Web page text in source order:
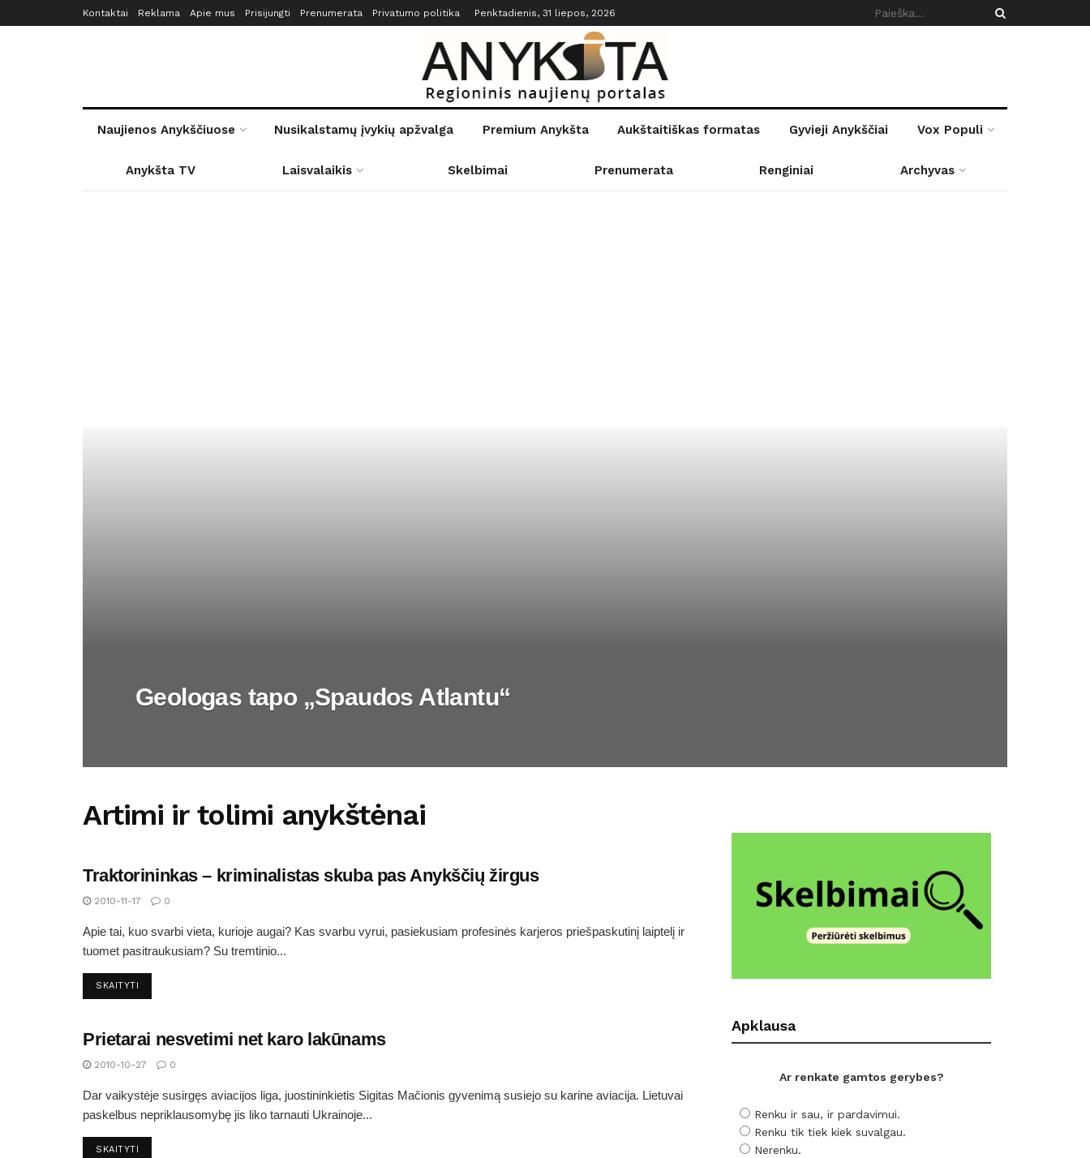
Kontaktai Reklama Apie mus Prisijungti Prenumerata Privatumo politika Penktadienis, 31 liepos, 2026
Naujienos Anykščiuose Nusikalstamų įvykių apžvalga Premium Anykšta Aukštaitiškas formatas Gyvieji Anykščiai Vox Populi
Anykšta TV Laisvalaikis Skelbimai Prenumerata Renginiai Archyvas
Geologas tapo „Spaudos Atlantu“
Artimi ir tolimi anykštėnai
ARTIMI IR TOLIMI ANYKŠTĖNAI
Traktorininkas – kriminalistas skuba pas Anykščių žirgus
2010-11-17 0
Apie tai, kuo svarbi vieta, kurioje augai? Kas svarbu vyrui, pasiekusiam profesinės karjeros priešpaskutinį laiptelį ir
tuomet pasitraukusiam? Su tremtinio...
SKAITYTI
ARTIMI IR TOLIMI ANYKŠTĖNAI
Prietarai nesvetimi net karo lakūnams
2010-10-27 0
Dar vaikystėje susirgęs aviacijos liga, juostininkietis Sigitas Mačionis gyvenimą susiejo su karine aviacija. Lietuvai
paskelbus nepriklausomybę jis liko tarnauti Ukrainoje...
SKAITYTI
Apklausa
Ar renkate gamtos gerybes?
Renku ir sau, ir pardavimui.
Renku tik tiek kiek suvalgau.
Nerenku.